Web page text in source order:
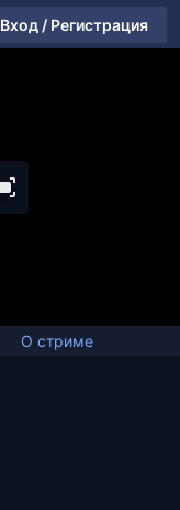
Вход / Регистрация
О стриме